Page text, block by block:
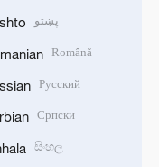
پښتو
Română
Русский
Српски
සිංහල